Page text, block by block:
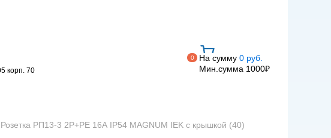
корп. 70
0 На сумму 0 руб.
Мин.сумма 1000₽
Розетка РП13-3 2Р+РЕ 16А IP54 MAGNUM IEK с крышкой (40)